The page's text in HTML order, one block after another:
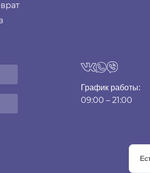
График работы:
09:00 – 21:00